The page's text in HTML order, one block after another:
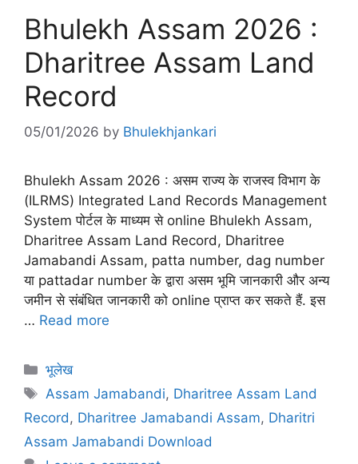
Bhulekh Assam 2026 :
Dharitree Assam Land
Record
05/01/2026 by Bhulekhjankari
Bhulekh Assam 2026 : असम राज्य के राजस्व विभाग के
(ILRMS) Integrated Land Records Management
System पोर्टल के माध्यम से online Bhulekh Assam,
Dharitree Assam Land Record, Dharitree
Jamabandi Assam, patta number, dag number
या pattadar number के द्वारा असम भूमि जानकारी और अन्य
जमीन से संबंधित जानकारी को online प्राप्त कर सकते हैं. इस
… Read more
Categories
भूलेख
Tags
Assam Jamabandi, Dharitree Assam Land
Record , Dharitree Jamabandi Assam, Dharitri
Assam Jamabandi Download